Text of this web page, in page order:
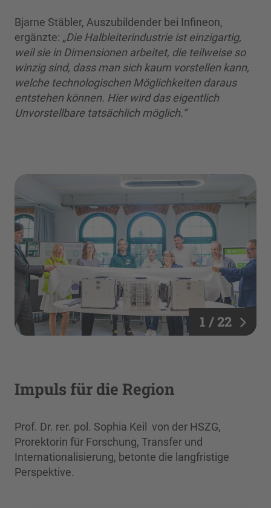
Bjarne Stäbler, Auszubildender bei Infineon,
ergänzte: „Die Halbleiterindustrie ist einzigartig,
weil sie in Dimensionen arbeitet, die teilweise so
winzig sind, dass man sich kaum vorstellen kann,
welche technologischen Möglichkeiten daraus
entstehen können. Hier wird das eigentlich
Unvorstellbare tatsächlich möglich.“
1 / 22
Impuls für die Region
Prof. Dr. rer. pol. Sophia Keil von der HSZG,
Prorektorin für Forschung, Transfer und
Internationalisierung, betonte die langfristige
Perspektive.